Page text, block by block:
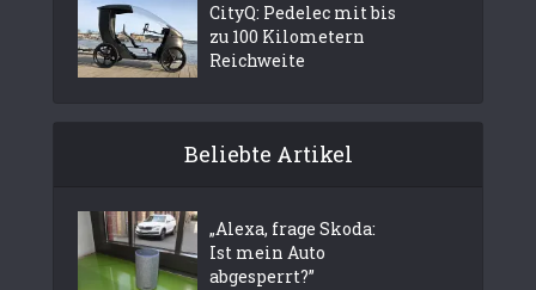
CityQ: Pedelec mit bis
zu 100 Kilometern
Reichweite
Beliebte Artikel
„Alexa, frage Skoda:
Ist mein Auto
abgesperrt?”